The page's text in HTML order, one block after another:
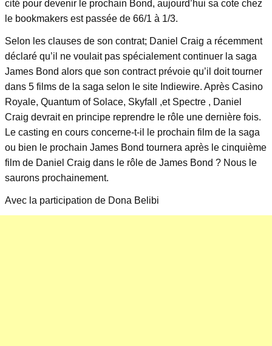
cité pour devenir le prochain Bond, aujourd’hui sa cote chez
le bookmakers est passée de 66/1 à 1/3.
Selon les clauses de son contrat; Daniel Craig a récemment
déclaré qu’il ne voulait pas spécialement continuer la saga
James Bond alors que son contract prévoie qu’il doit tourner
dans 5 films de la saga selon le site Indiewire. Après Casino
Royale, Quantum of Solace, Skyfall ,et Spectre , Daniel
Craig devrait en principe reprendre le rôle une dernière fois.
Le casting en cours concerne-t-il le prochain film de la saga
ou bien le prochain James Bond tournera après le cinquième
film de Daniel Craig dans le rôle de James Bond ? Nous le
saurons prochainement.
Avec la participation de Dona Belibi